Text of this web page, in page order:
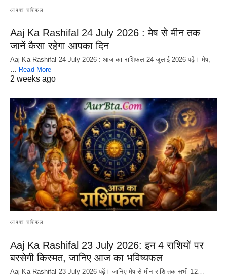
आपका राशिफल
Aaj Ka Rashifal 24 July 2026 : मेष से मीन तक
जानें कैसा रहेगा आपका दिन
Aaj Ka Rashifal 24 July 2026 : आज का राशिफल 24 जुलाई 2026 पढ़ें। मेष,
… Read More
2 weeks ago
आपका राशिफल
Aaj Ka Rashifal 23 July 2026: इन 4 राशियों पर
बरसेगी किस्मत, जानिए आज का भविष्यफल
Aaj Ka Rashifal 23 July 2026 पढ़ें। जानिए मेष से मीन राशि तक सभी 12…